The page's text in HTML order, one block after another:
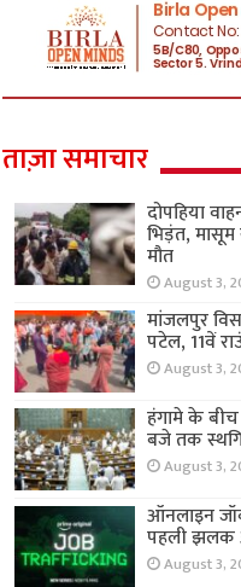
ताज़ा समाचार
दोपहिया
भिड़ंत,
मौत
August 3,
मांजलपुर
पटेल, 11वें
August 3,
हंगामे के
बजे तक
August 3,
ऑनलाइन
पहली झलक
August 3,